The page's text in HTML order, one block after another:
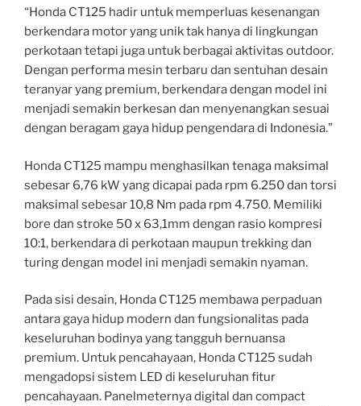
“Honda CT125 hadir untuk memperluas kesenangan
berkendara motor yang unik tak hanya di lingkungan
perkotaan tetapi juga untuk berbagai aktivitas outdoor.
Dengan performa mesin terbaru dan sentuhan desain
teranyar yang premium, berkendara dengan model ini
menjadi semakin berkesan dan menyenangkan sesuai
dengan beragam gaya hidup pengendara di Indonesia.”
Honda CT125 mampu menghasilkan tenaga maksimal
sebesar 6,76 kW yang dicapai pada rpm 6.250 dan torsi
maksimal sebesar 10,8 Nm pada rpm 4.750. Memiliki
bore dan stroke 50 x 63,1mm dengan rasio kompresi
10:1, berkendara di perkotaan maupun trekking dan
turing dengan model ini menjadi semakin nyaman.
Pada sisi desain, Honda CT125 membawa perpaduan
antara gaya hidup modern dan fungsionalitas pada
keseluruhan bodinya yang tangguh bernuansa
premium. Untuk pencahayaan, Honda CT125 sudah
mengadopsi sistem LED di keseluruhan fitur
pencahayaan. Panelmeternya digital dan compact